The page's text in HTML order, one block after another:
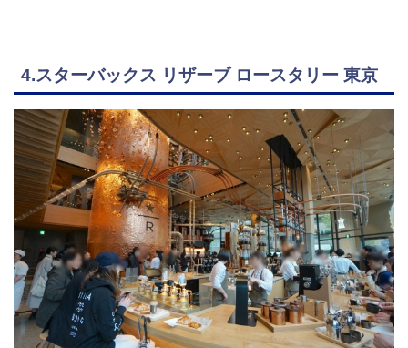
4.スターバックス リザーブ ロースタリー 東京